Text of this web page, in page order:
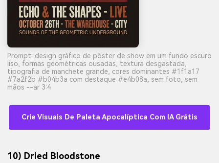
Prompt: design gráfico de pôster de show em um fundo escuro
liso, formas geométricas ousadas, textura desgastada,
tipografia de manchete grande, cores dominantes #1f1a17
#7a2f2b #b04b3a com destaque #e4b08a, sem foto, sem
mãos --ar 3:4
Crie Visuais De Paleta Apocalíptica Com IA Grátis
10) Dried Bloodstone